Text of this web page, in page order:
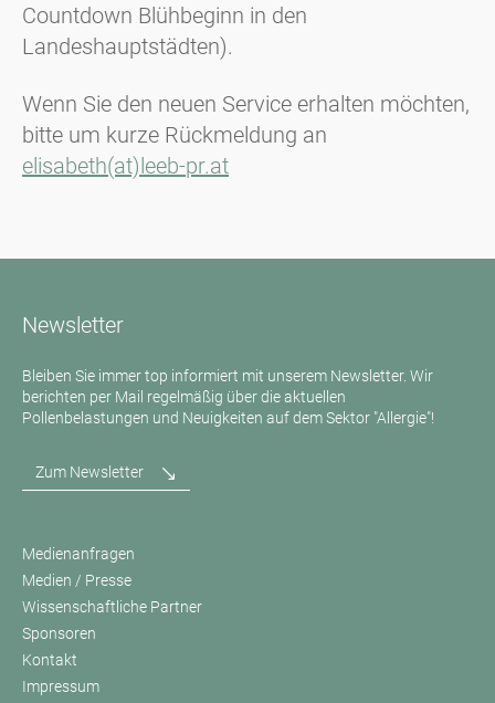
Countdown Blühbeginn in den
Landeshauptstädten).
Wenn Sie den neuen Service erhalten möchten,
bitte um kurze Rückmeldung an
elisabeth(at)leeb-pr.at
Newsletter
Bleiben Sie immer top informiert mit unserem Newsletter. Wir
berichten per Mail regelmäßig über die aktuellen
Pollenbelastungen und Neuigkeiten auf dem Sektor "Allergie"!
Zum Newsletter
Medienanfragen
Medien / Presse
Wissenschaftliche Partner
Sponsoren
Kontakt
Impressum